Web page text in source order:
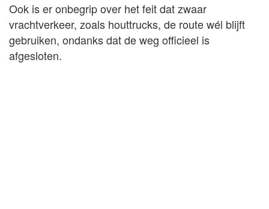
Ook is er onbegrip over het feit dat zwaar
vrachtverkeer, zoals houttrucks, de route wél blijft
gebruiken, ondanks dat de weg officieel is
afgesloten.